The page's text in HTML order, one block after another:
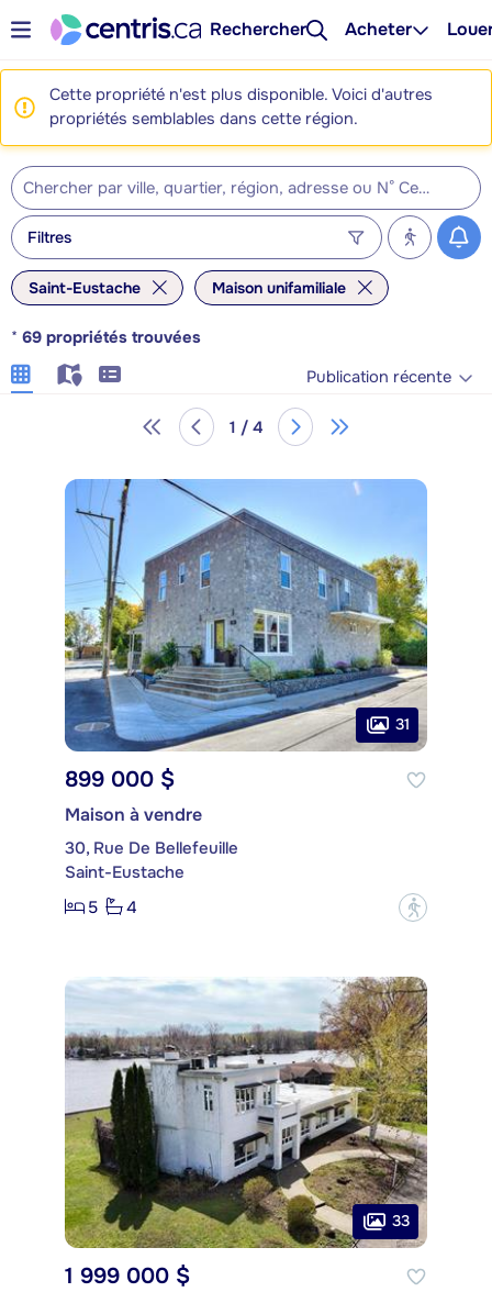
Rechercher Acheter
Cette propriété n'est plus disponible. Voici d'autres
propriétés semblables dans cette région.
Filtres
Saint-Eustache Maison unifamiliale
* 69 propriétés trouvées
Publication récente
1 / 4
31
899 000 $
Maison à vendre
30, Rue De Bellefeuille
Saint-Eustache
5
4 ?
33
1 999 000 $